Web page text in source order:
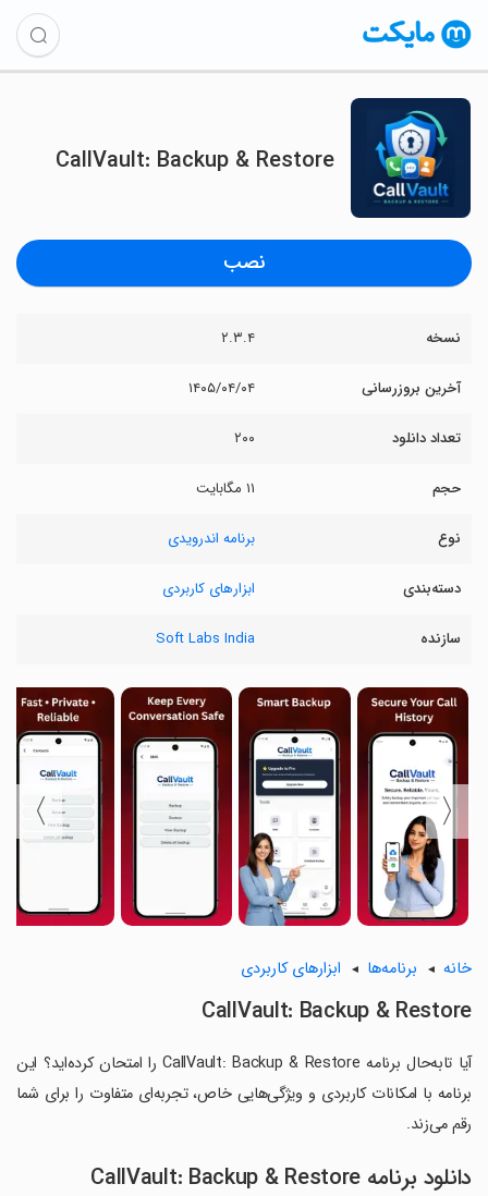
CallVault: Backup & Restore
نصب
نسخه ۲.۳.۴
آخرین بروزرسانی ۱۴۰۵/۰۴/۰۴
تعداد دانلود ۲۰۰
حجم ۱۱ مگابایت
نوع برنامه اندرویدی
دسته‌بندی ابزارهای کاربردی
سازنده Soft Labs India
〈
〉
خانه برنامه‌ها ابزارهای کاربردی
CallVault: Backup & Restore
آیا تابه‌حال برنامه CallVault: Backup & Restore را امتحان کرده‌اید؟ این
برنامه با امکانات کاربردی و ویژگی‌هایی خاص، تجربه‌ای متفاوت را برای شما
رقم می‌زند.
دانلود برنامه CallVault: Backup & Restore